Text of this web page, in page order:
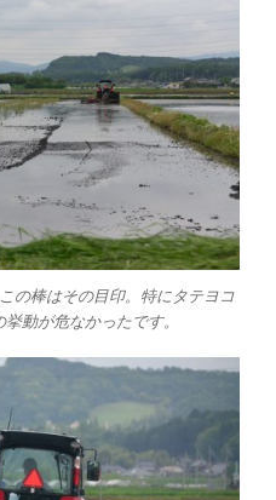
の棒はその目印。特にタテヨコ
動が危なかったです。